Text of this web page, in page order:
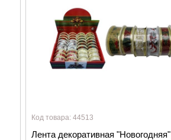
Код товара: 44513
Лента декоративная "Новогодняя"